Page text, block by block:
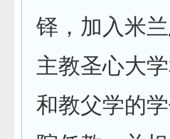
铎，加入米
主教圣心大
和教父学的